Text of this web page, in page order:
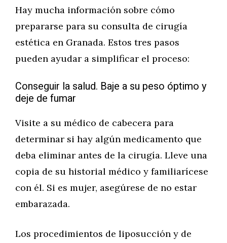
Hay mucha información sobre cómo
prepararse para su consulta de cirugía
estética en Granada. Estos tres pasos
pueden ayudar a simplificar el proceso:
Conseguir la salud. Baje a su peso óptimo y
deje de fumar
Visite a su médico de cabecera para
determinar si hay algún medicamento que
deba eliminar antes de la cirugía. Lleve una
copia de su historial médico y familiarícese
con él. Si es mujer, asegúrese de no estar
embarazada.
Los procedimientos de liposucción y de